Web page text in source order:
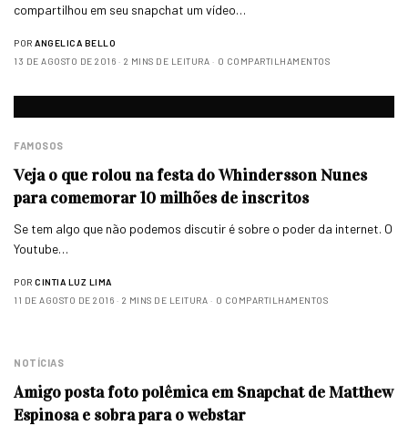
compartilhou em seu snapchat um vídeo…
POR ANGELICA BELLO
13 DE AGOSTO DE 2016
2 MINS DE LEITURA 0 COMPARTILHAMENTOS
FAMOSOS
Veja o que rolou na festa do Whindersson Nunes
para comemorar 10 milhões de inscritos
Se tem algo que não podemos discutir é sobre o poder da internet. O
Youtube…
POR CINTIA LUZ LIMA
11 DE AGOSTO DE 2016
2 MINS DE LEITURA 0 COMPARTILHAMENTOS
NOTÍCIAS
Amigo posta foto polêmica em Snapchat de Matthew
Espinosa e sobra para o webstar